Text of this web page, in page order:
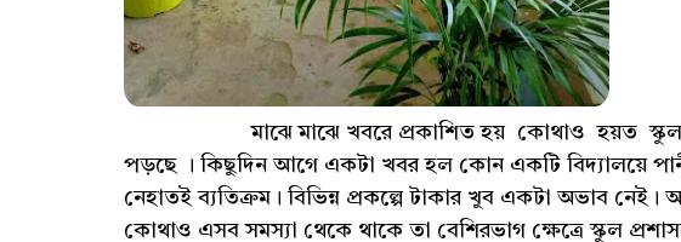
মাঝে মাঝে খবরে প্রকাশিত হয় কোথাও হয়ত স্কুল
পড়ছে । কিছুদিন আগে একটা খবর হল কোন একটি বিদ্যালয়ে
নেহাতই ব্যতিক্রম। বিভিন্ন প্রকল্পে টাকার খুব একটা অভাব নেই।
কোথাও এসব সমস্যা থেকে থাকে তা বেশিরভাগ ক্ষেত্রে স্কুল